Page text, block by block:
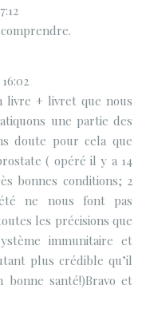
livre + livret que nous
une partie des
doute pour cela que
( opéré il y a 14
bonnes conditions; 2
été ne nous font pas
les précisions que
immunitaire et
plus crédible qu’il
santé!)Bravo et